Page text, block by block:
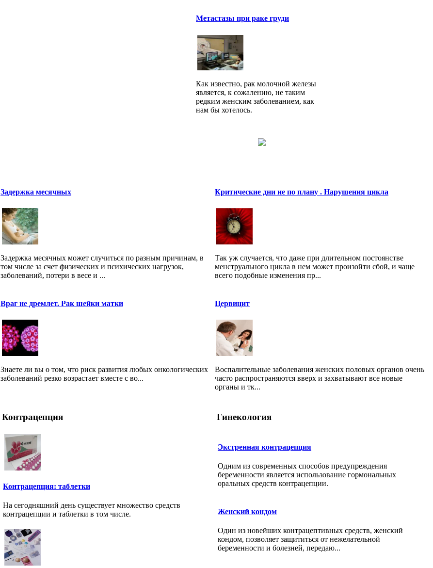
Метастазы при раке груди
Как известно, рак молочной железы
является, к сожалению, не таким
редким женским заболеванием, как
нам бы хотелось.
Задержка месячных
Задержка месячных может случиться по разным причинам, в
том числе за счет физических и психических нагрузок,
заболеваний, потери в весе и ...
Критические дни не по плану . Нарушения цикла
Так уж случается, что даже при длительном постоянстве
менструального цикла в нем может произойти сбой, и чаще
всего подобные изменения пр...
Враг не дремлет. Рак шейки матки
Знаете ли вы о том, что риск развития любых онкологических
заболеваний резко возрастает вместе с во...
Цервицит
Воспалительные заболевания женских половых органов очень
часто распространяются вверх и захватывают все новые
органы и тк...
Контрацепция
Контрацепция: таблетки
На сегодняшний день существует множество средств
контрацепции и таблетки в том числе.
Гинекология
Экстренная контрацепция
Одним из современных способов предупреждения
беременности является использование гормональных
оральных средств контрацепции.
Женский кондом
Один из новейших контрацептивных средств, женский
кондом, позволяет защититься от нежелательной
беременности и болезней, передаю...